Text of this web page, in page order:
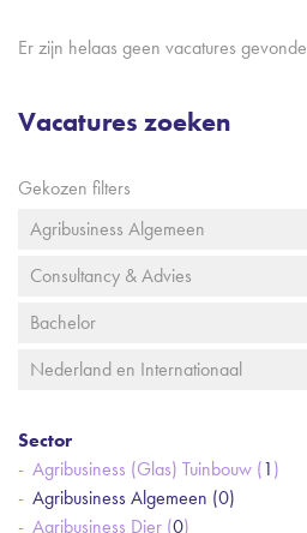
Er zijn helaas geen vacatures
Vacatures zoeken
Gekozen filters
Agribusiness Algemeen
Consultancy & Advies
Bachelor
Nederland en Internationaal
Sector
Agribusiness (Glas) Tuinbouw (1)
Agribusiness Algemeen (0)
Agribusiness Dier (0)